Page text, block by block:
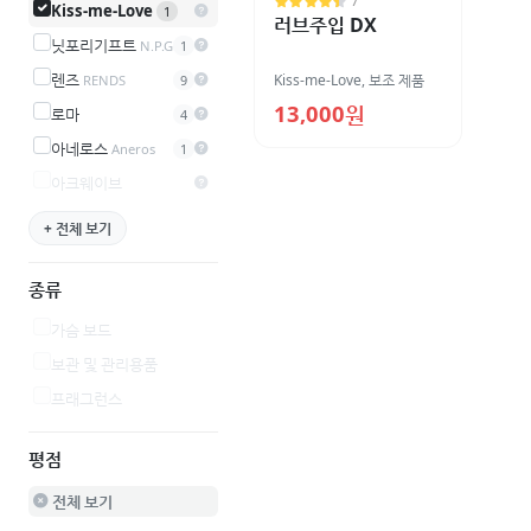
Kiss-me-Love 1
닛포리기프트 N.P.G 1
렌즈 RENDS 9
로마 4
아네로스 Aneros 1
아크웨이브
+ 전체 보기
종류
가슴 보드
보관 및 관리용품
프래그런스
평점
전체 보기
러브주입 DX
Kiss-me-Love,보조 제품
13,000원